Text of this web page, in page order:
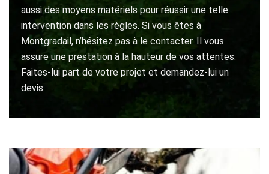
aussi des moyens matériels pour réussir une telle
intervention dans les règles. Si vous êtes à
Montgradail, n’hésitez pas à le contacter. Il vous
assure une prestation à la hauteur de vos attentes.
Faites-lui part de votre projet et demandez-lui un
devis.